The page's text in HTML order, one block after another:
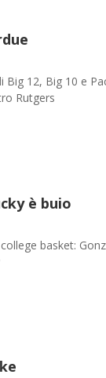
Big 12, Big 10 e
Rutgers
è buio
basket: